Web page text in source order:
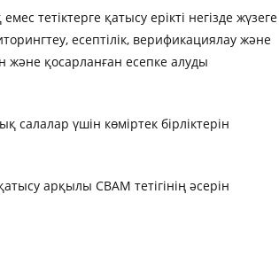
тетіктерге қатысу ерікті негізде жүзеге
есептілік, верификациялау және
және қосарланған есепке алуды
салалар үшін көміртек бірліктерін
арқылы CBAM тетігінің әсерін